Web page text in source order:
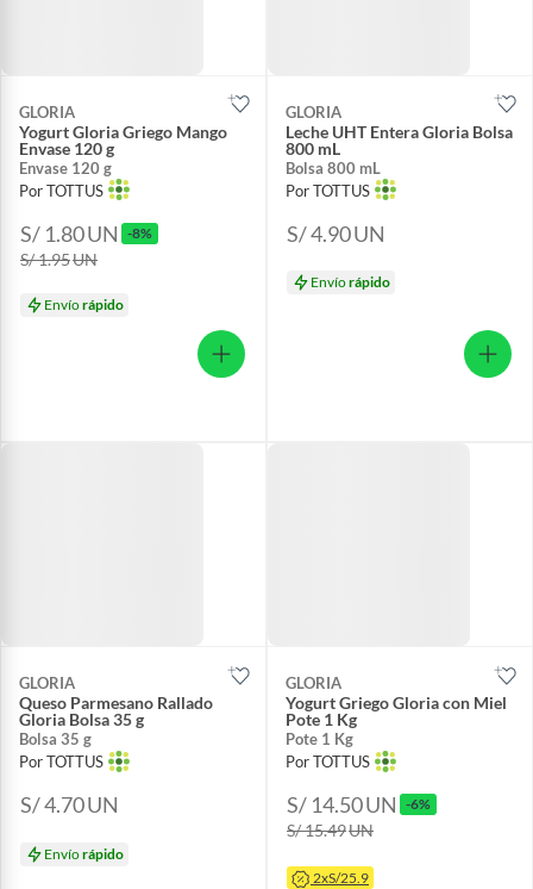
GLORIA
Yogurt Gloria Griego Mango
Envase 120 g
Envase 120 g
Por TOTTUS
S/ 1.80UN -8%
S/ 1.95UN
Envíorápido
GLORIA
Leche UHT Entera Gloria Bolsa
800 mL
Bolsa 800 mL
Por TOTTUS
S/ 4.90UN
Envíorápido
GLORIA
Queso Parmesano Rallado
Gloria Bolsa 35 g
Bolsa 35 g
Por TOTTUS
S/ 4.70UN
Envíorápido
GLORIA
Yogurt Griego Gloria con Miel
Pote 1 Kg
Pote 1 Kg
Por TOTTUS
S/ 14.50UN -6%
S/ 15.49UN
2xS/25.9